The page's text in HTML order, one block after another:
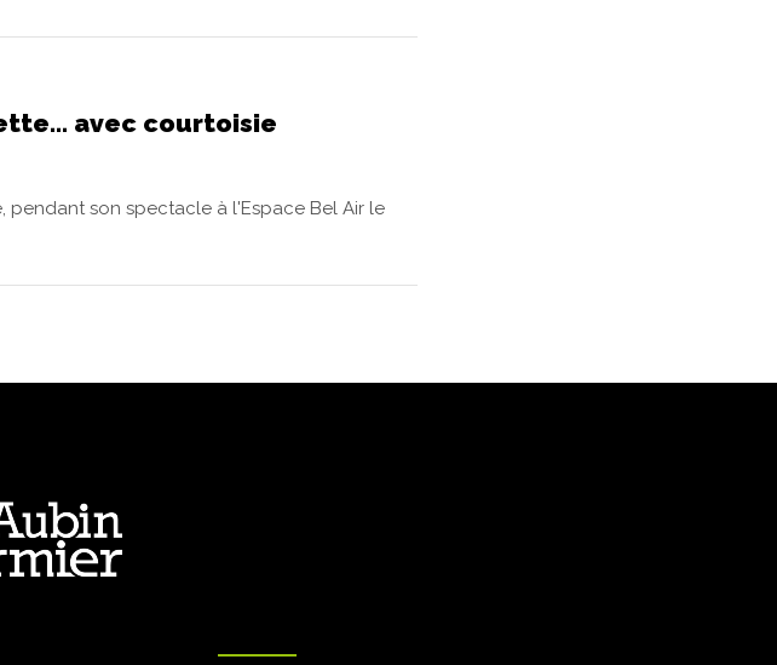
avec courtoisie
pendant son spectacle à l'Espace Bel Air le